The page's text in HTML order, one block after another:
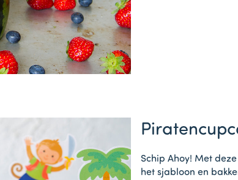
Schip Ahoy! Met
het sjabloon en